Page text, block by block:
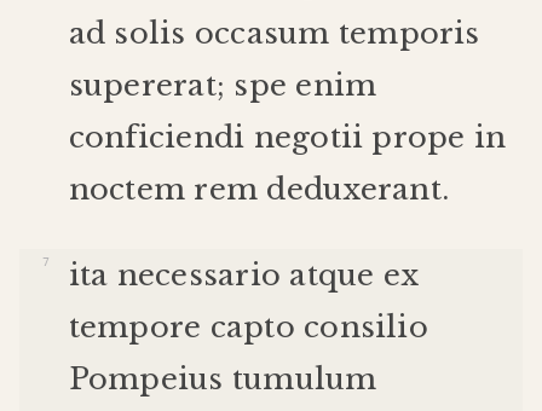
ad solis occasum temporis
supererat; spe enim
conficiendi negotii prope in
noctem rem deduxerant.
ita necessario atque ex
tempore capto consilio
Pompeius tumulum